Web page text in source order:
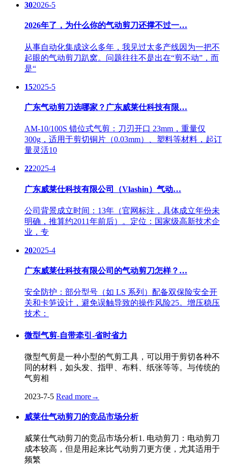
302026-5
2026年了，为什么你的气动剪刀还撑不过一…
从事自动化集成这么多年，我见过太多产线因为一把不
起眼的气动剪刀趴窝。问题往往不是出在“剪不动”，而
是“
152025-5
广东气动剪刀选哪家？广东威莱仕科技有限…
AM-10/100S 错位式气剪：刀刃开口 23mm，重量仅
300g，适用于剪切铜片（0.03mm）、塑料等材料，起订
量灵活10
222025-4
广东威莱仕科技有限公司（Vlashin）气动…
公司背景成立时间：13年（官网标注，具体成立年份未
明确，推算约2011年前后）。定位：国家级高新技术企
业，专
202025-4
广东威莱仕科技有限公司的气动剪刀怎样？…
安全防护：部分型号（如 LS 系列）配备双保险安全开
关和卡笋设计，避免误触导致的操作风险25。增压稳压
技术：
微型气剪-自带牵引-省时省力
微型气剪是一种小型的气剪工具，可以用于剪切各种不
同的材料，如头发、指甲、布料、纸张等等。与传统的
气剪相
2023-7-5 Read more→
威莱仕气动剪刀的竞品市场分析
威莱仕气动剪刀的竞品市场分析1. 电动剪刀：电动剪刀
成本较高，但是用起来比气动剪刀更方便，尤其适用于
频繁